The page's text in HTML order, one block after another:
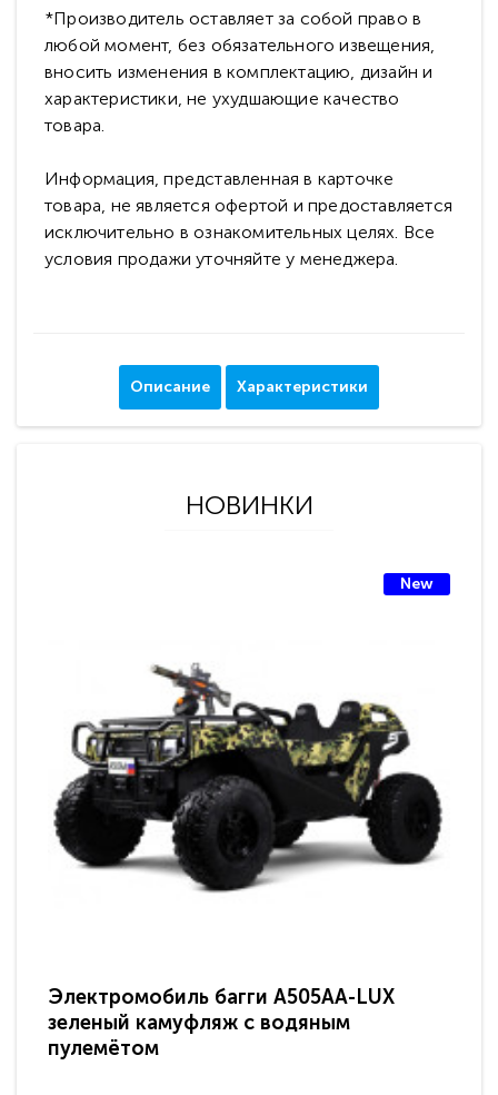
*Производитель оставляет за собой право в
любой момент, без обязательного извещения,
вносить изменения в комплектацию, дизайн и
характеристики, не ухудшающие качество
товара.
Информация, представленная в карточке
товара, не является офертой и предоставляется
исключительно в ознакомительных целях. Все
условия продажи уточняйте у менеджера.
Описание Характеристики
НОВИНКИ
New
Электромобиль багги A505AA-LUX
зеленый камуфляж с водяным
пулемётом